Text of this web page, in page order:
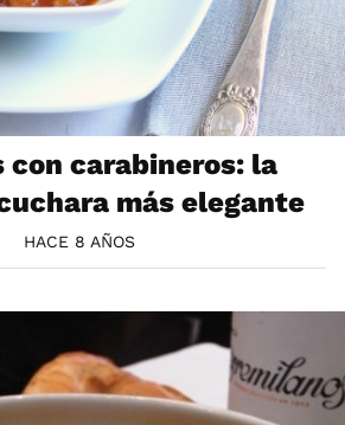
con carabineros: la
más elegante
HACE 8 AÑOS